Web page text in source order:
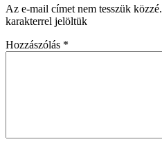
Az e-mail címet nem tesszük közzé.
karakterrel jelöltük
Hozzászólás *